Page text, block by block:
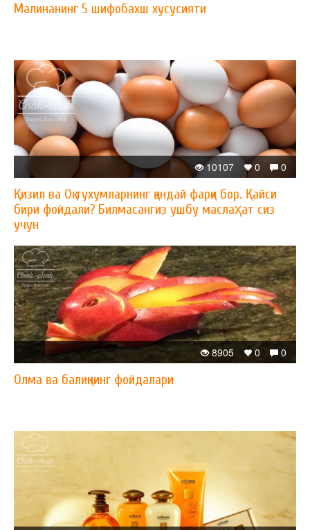
Малинанинг 5 шифобахш хусусияти
0
0
10107
Қизил ва Оқ тухумларнинг қандай фарқи бор. Қайси
бири фойдали? Билмасангиз ушбу маслаҳат сиз
учун
0
0
8905
Олма ва балиқнинг фойдалари